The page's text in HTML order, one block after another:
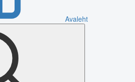
Avaleht